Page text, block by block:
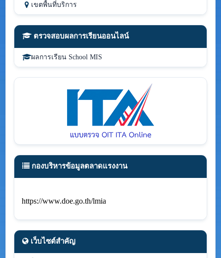
เขตพื้นที่บริการ
ตรวจสอบผลการเรียนออนไลน์
ผลการเรียน School MIS
กองบริหารข้อมูลตลาดแรงงาน
https://www.doe.go.th/lmia
เว็บไซต์สำคัญ